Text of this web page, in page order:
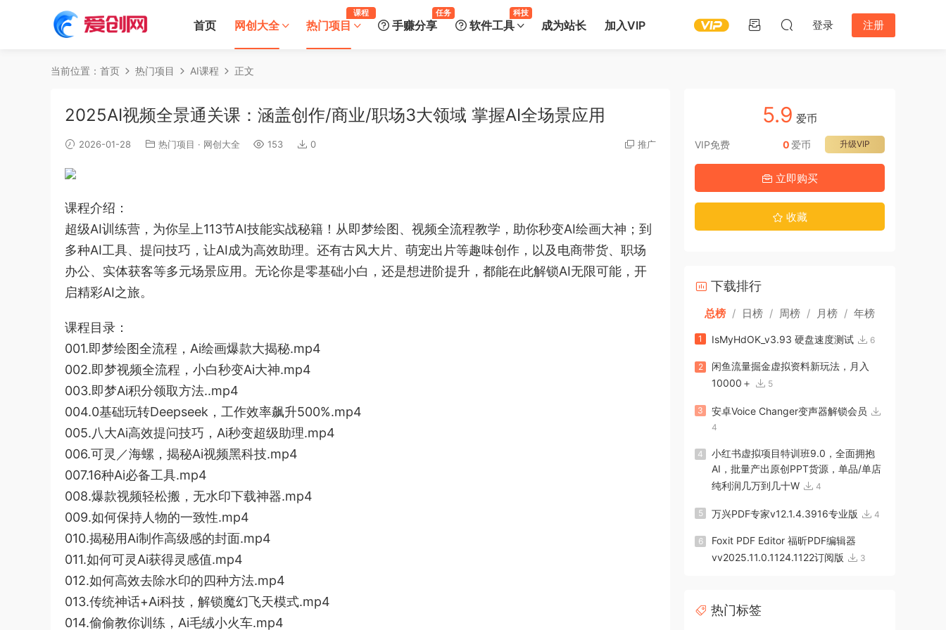
首页 网创大全 热门项目
课程
手赚分享
任务
软件工具
科技
成为站长 加入VIP 登录 注册
当前位置： 首页 热门项目 AI课程 正文
2025AI视频全景通关课：涵盖创作/商业/职场3大领域 掌握AI全场景应用
2026-01-28 热门项目 · 网创大全 153 0 推广
课程介绍：
超级AI训练营，为你呈上113节AI技能实战秘籍！从即梦绘图、视频全流程教学，助你秒变AI绘画大神；到
多种AI工具、提问技巧，让AI成为高效助理。还有古风大片、萌宠出片等趣味创作，以及电商带货、职场
办公、实体获客等多元场景应用。无论你是零基础小白，还是想进阶提升，都能在此解锁AI无限可能，开
启精彩AI之旅。
课程目录：
001.即梦绘图全流程，Ai绘画爆款大揭秘.mp4
002.即梦视频全流程，小白秒变Ai大神.mp4
003.即梦Ai积分领取方法..mp4
004.0基础玩转Deepseek，工作效率飙升500%.mp4
005.八大Ai高效提问技巧，Ai秒变超级助理.mp4
006.可灵／海螺，揭秘Ai视频黑科技.mp4
007.16种Ai必备工具.mp4
008.爆款视频轻松搬，无水印下载神器.mp4
009.如何保持人物的一致性.mp4
010.揭秘用Ai制作高级感的封面.mp4
011.如何可灵Ai获得灵感值.mp4
012.如何高效去除水印的四种方法.mp4
013.传统神话+Ai科技，解锁魔幻飞天模式.mp4
014.偷偷教你训练，Ai毛绒小火车.mp4
5.9 爱币
VIP免费 升级VIP
0 爱币
立即购买
收藏
下载排行
总榜 / 日榜 / 周榜 / 月榜 / 年榜
1 IsMyHdOK_v3.93 硬盘速度测试 6
2
闲鱼流量掘金虚拟资料新玩法，月入
10000＋
5
3 安卓Voice Changer变声器解锁会员
4
4
小红书虚拟项目特训班9.0，全面拥抱
AI，批量产出原创PPT货源，单品/单店
纯利润几万到几十W
4
5 万兴PDF专家v12.1.4.3916专业版 4
6
Foxit PDF Editor 福昕PDF编辑器
vv2025.11.0.1124.1122订阅版
3
热门标签